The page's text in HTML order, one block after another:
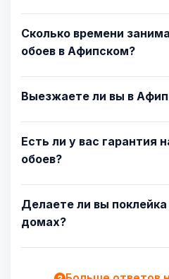
Сколько времени
обоев в Афипском?
Выезжаете ли вы в
Есть ли у вас гарантия
обоев?
Делаете ли вы
домах?